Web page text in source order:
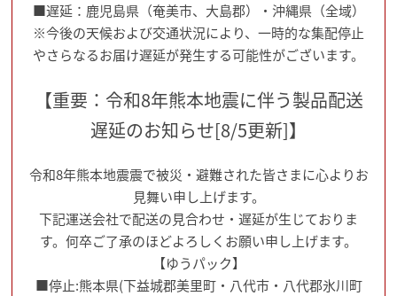
■遅延：鹿児島県（奄美市、大島郡）・沖縄県（全域）
※今後の天候および交通状況により、一時的な集配停止
やさらなるお届け遅延が発生する可能性がございます。
【重要：令和8年熊本地震に伴う製品配送
遅延のお知らせ[8/5更新]】
令和8年熊本地震震で被災・避難された皆さまに心よりお
見舞い申し上げます。
下記運送会社で配送の見合わせ・遅延が生じておりま
す。何卒ご了承のほどよろしくお願い申し上げます。
【ゆうパック】
■停止:熊本県(下益城郡美里町・八代市・八代郡氷川町